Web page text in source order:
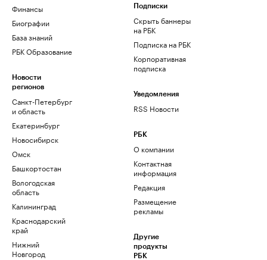
Финансы
Биографии
База знаний
РБК Образование
Новости
регионов
Санкт-Петербург
и область
Екатеринбург
Новосибирск
Омск
Башкортостан
Вологодская
область
Калининград
Краснодарский
край
Нижний
Новгород
Подписки
Скрыть баннеры
на РБК
Подписка на РБК
Корпоративная
подписка
Уведомления
RSS Новости
РБК
О компании
Контактная
информация
Редакция
Размещение
рекламы
Другие
продукты
РБК